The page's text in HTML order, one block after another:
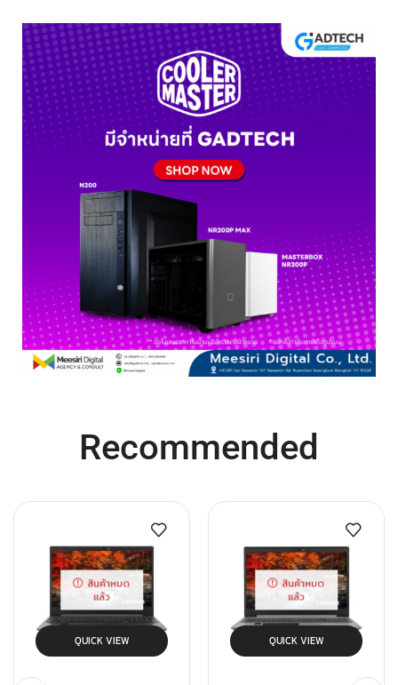
Recommended
สินค้าหมด
แล้ว
QUICK VIEW
สินค้าหมด
แล้ว
QUICK VIEW